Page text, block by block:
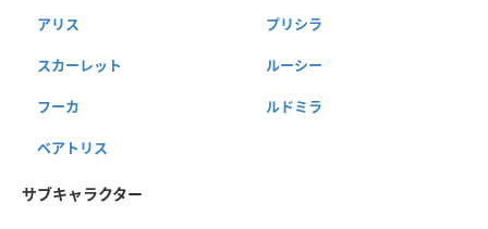
アリス プリシラ
スカーレット ルーシー
フーカ ルドミラ
ベアトリス
サブキャラクター